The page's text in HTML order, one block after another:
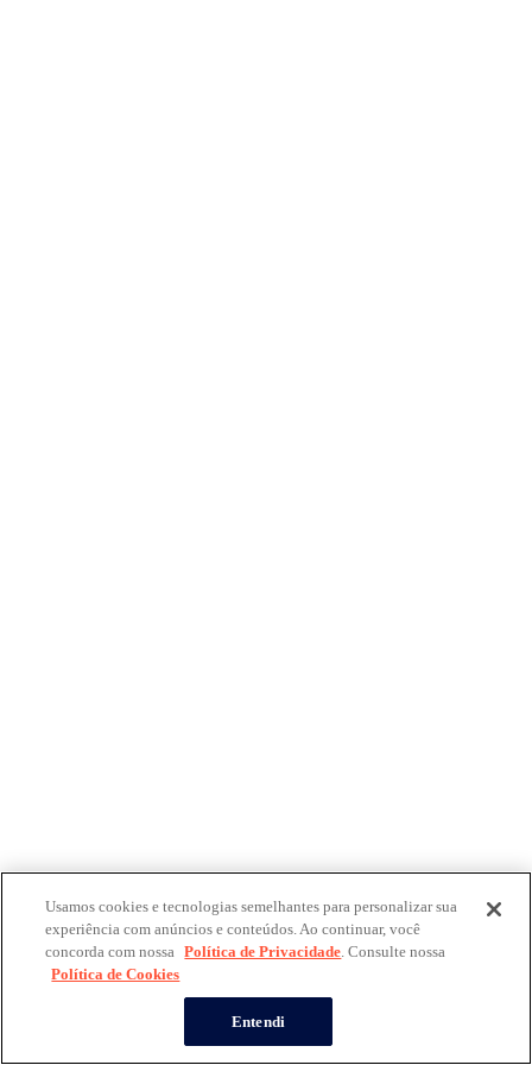
Usamos cookies e tecnologias semelhantes para personalizar sua
experiência com anúncios e conteúdos. Ao continuar, você
concorda com nossa Política de Privacidade. Consulte nossa
Política de Cookies
Entendi